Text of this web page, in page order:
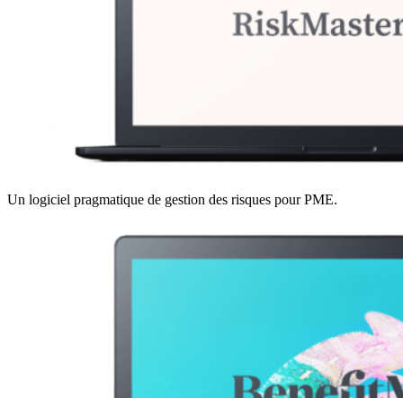
Un logiciel pragmatique de gestion des risques pour PME.